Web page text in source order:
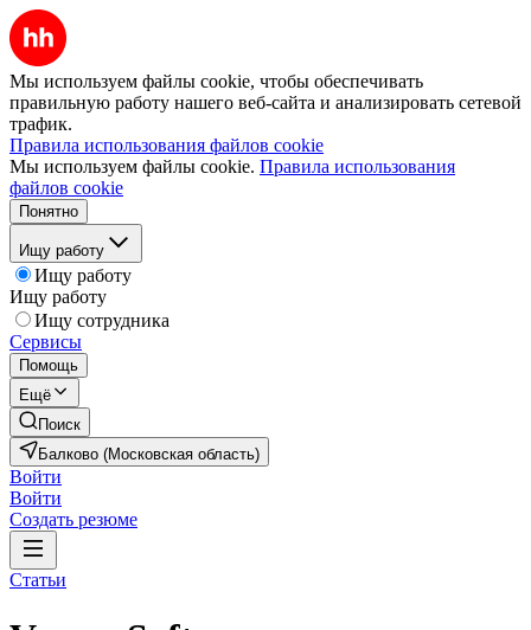
Мы используем файлы cookie, чтобы обеспечивать
правильную работу нашего веб-сайта и анализировать сетевой
трафик.
Правила использования файлов cookie
Мы используем файлы cookie. Правила использования
файлов cookie
Понятно
Ищу работу
Ищу работу
Ищу работу
Ищу сотрудника
Сервисы
Помощь
Ещё
Поиск
Балково (Московская область)
Войти
Войти
Создать резюме
Статьи